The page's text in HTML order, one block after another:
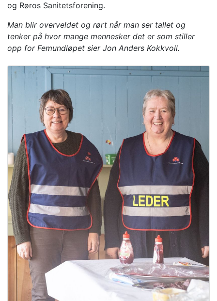
og Røros Sanitetsforening.
Man blir overveldet og rørt når man ser tallet og
tenker på hvor mange mennesker det er som stiller
opp for Femundløpet sier Jon Anders Kokkvoll.